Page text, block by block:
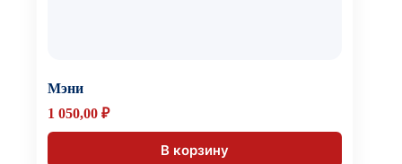
Мэни
1 050,00 ₽
В корзину